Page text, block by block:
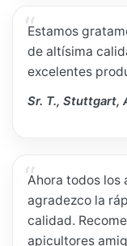
Estamos
de altísima
excelentes
Sr. T., Stuttgart,
Ahora todos los
agradezco la
calidad.
apicultores